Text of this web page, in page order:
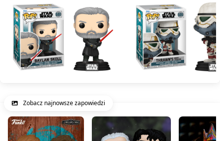
Zobacz najnowsze zapowiedzi